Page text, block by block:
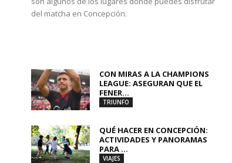
del matcha en Concepción.
CON MIRAS A LA CHAMPIONS
LEAGUE: ASEGURAN QUE EL
FENER...
TRIUNFO
QUÉ HACER EN CONCEPCIÓN:
ACTIVIDADES Y PANORAMAS
PARA ...
VIAJES